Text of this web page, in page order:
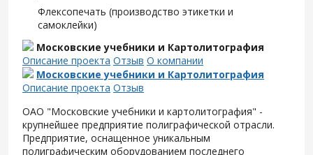
Флексопечать (производство этикетки и
самоклейки)
Московские учебники и Картолитография
Описание проекта Отзыв О компании
Московские учебники и Картолитография
Описание проекта Отзыв
ОАО "Московские учебники и картолитография" -
крупнейшее предприятие полиграфической отрасли.
Предприятие, оснащенное уникальным
полиграфическим оборудованием последнего